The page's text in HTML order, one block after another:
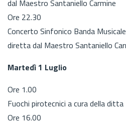
dal Maestro Santaniello Carmine
Ore 22.30
Concerto Sinfonico Banda
diretta dal Maestro Santaniello
Martedì 1 Luglio
Ore 1.00
Fuochi pirotecnici a cura della
Ore 16.00